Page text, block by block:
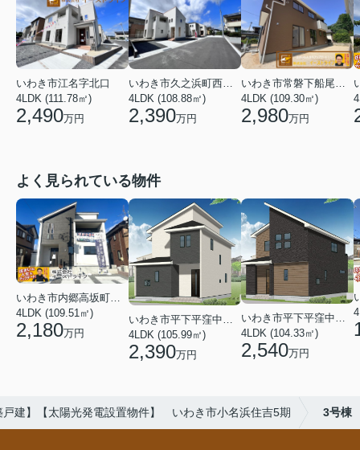
いわき市江名字北口
4LDK (111.78㎡)
2,490万円
4LDK (108.88㎡)
2,390万円
4LDK (109.30㎡)
2,980万円
よく見られている物件
4LDK (109.51㎡)
2,180万円
4LDK (105.99㎡)
2,390万円
いわき市平下平窪中島町
4LDK (104.33㎡)
2,540万円
戸建】【太陽光発電設置物件】 いわき市小名浜住吉5期 3号棟